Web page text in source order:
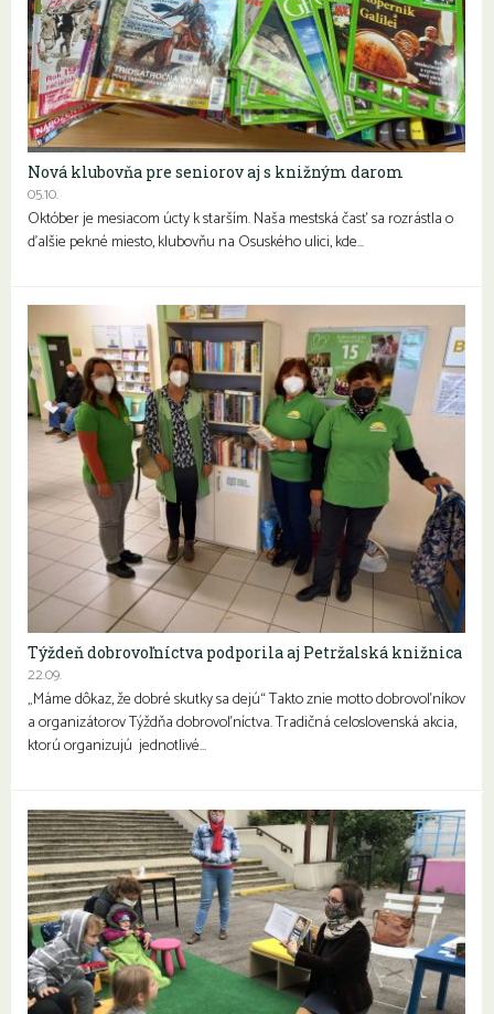
Nová klubovňa pre seniorov aj s knižným darom
05.10.
Október je mesiacom úcty k starším. Naša mestská časť sa rozrástla o
ďalšie pekné miesto, klubovňu na Osuského ulici, kde…
Týždeň dobrovoľníctva podporila aj Petržalská knižnica
22.09.
„Máme dôkaz, že dobré skutky sa dejú“ Takto znie motto dobrovoľníkov
a organizátorov Týždňa dobrovoľníctva. Tradičná celoslovenská akcia,
ktorú organizujú jednotlivé…